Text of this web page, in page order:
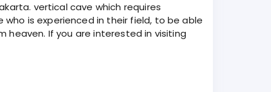
vertical cave which requires
is experienced in their field, to be able
If you are interested in visiting